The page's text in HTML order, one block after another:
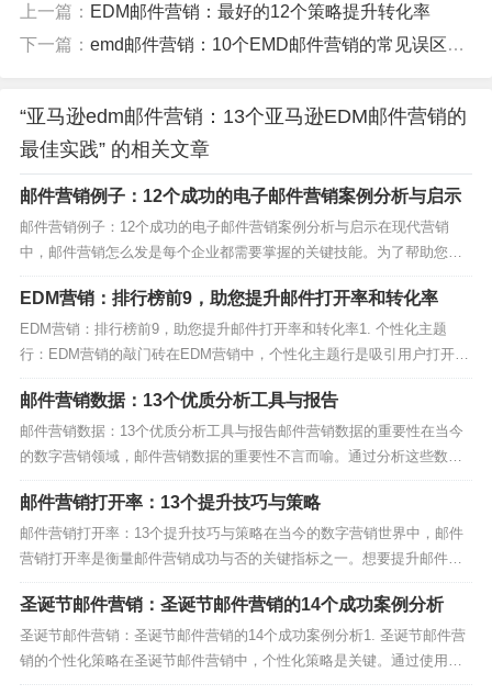
上一篇： EDM邮件营销：最好的12个策略提升转化率
下一篇： emd邮件营销：10个EMD邮件营销的常见误区与解决方案
“亚马逊edm邮件营销：13个亚马逊EDM邮件营销的
最佳实践” 的相关文章
邮件营销例子：12个成功的电子邮件营销案例分析与启示
邮件营销例子：12个成功的电子邮件营销案例分析与启示在现代营销
中，邮件营销怎么发是每个企业都需要掌握的关键技能。为了帮助您更
好地理解邮件营销怎么发，本文将详细分析12个成功的电子邮件营销案
例，并从中提取宝贵的启示。1. Amazon的个性化推荐邮件Amazon通过
分析用户的购物历史，发送个性化的推荐...
EDM营销：排行榜前9，助您提升邮件打开率和转化率
EDM营销：排行榜前9，助您提升邮件打开率和转化率1. 个性化主题
行：EDM营销的敲门砖在EDM营销中，个性化主题行是吸引用户打开邮
件的第一步。通过使用收件人的名字或特定的兴趣点，可以显著提高邮
件的打开率。MailBing（https://www.mailbing.com/）提供了强大的个性
化工具，...
邮件营销数据：13个优质分析工具与报告
邮件营销数据：13个优质分析工具与报告邮件营销数据的重要性在当今
的数字营销领域，邮件营销数据的重要性不言而喻。通过分析这些数
据，营销人员可以更好地了解受众行为，优化邮件内容，提高转化率。
邮件营销数据不仅帮助我们追踪打开率、点击率，还能揭示用户参与度
的深层次信息。MailBing：一站式邮件营销数据分...
邮件营销打开率：13个提升技巧与策略
邮件营销打开率：13个提升技巧与策略在当今的数字营销世界中，邮件
营销打开率是衡量邮件营销成功与否的关键指标之一。想要提升邮件营
销打开率，你需要掌握一些有效的技巧和策略。本文将为你详细介绍13
个提升邮件营销打开率的实用方法，让你在邮件营销的道路上更加得心
应手。1. 优化邮件主题行邮件主题行是决定邮件营...
圣诞节邮件营销：圣诞节邮件营销的14个成功案例分析
圣诞节邮件营销：圣诞节邮件营销的14个成功案例分析1. 圣诞节邮件营
销的个性化策略在圣诞节邮件营销中，个性化策略是关键。通过使用Mai
lBing（https://www.mailbing.com/）这样的工具，企业可以轻松地根据